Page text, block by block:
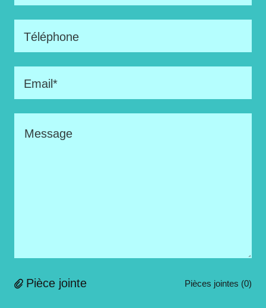
Téléphone
Email*
Pièce jointe Pièces jointes (0)